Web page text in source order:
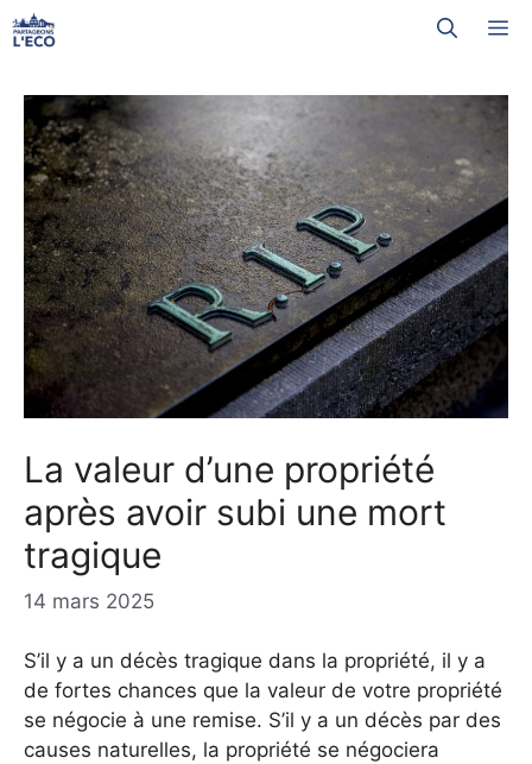
Aller
au
La valeur d’une propriété
après avoir subi une mort
tragique
14 mars 2025
S’il y a un décès tragique dans la propriété, il y a
de fortes chances que la valeur de votre propriété
se négocie à une remise. S’il y a un décès par des
causes naturelles, la propriété se négociera